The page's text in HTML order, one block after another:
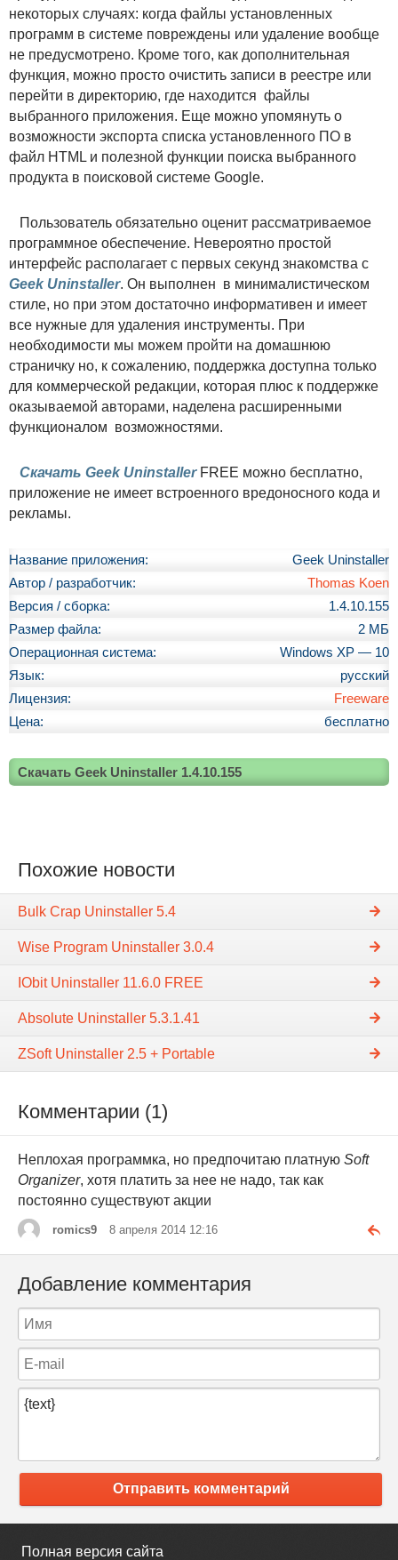
некоторых случаях: когда файлы установленных
программ в системе повреждены или удаление вообще
не предусмотрено. Кроме того, как дополнительная
функция, можно просто очистить записи в реестре или
перейти в директорию, где находится файлы
выбранного приложения. Еще можно упомянуть о
возможности экспорта списка установленного ПО в
файл HTML и полезной функции поиска выбранного
продукта в поисковой системе Google.
Пользователь обязательно оценит рассматриваемое
программное обеспечение. Невероятно простой
интерфейс располагает с первых секунд знакомства с
Geek Uninstaller. Он выполнен в минималистическом
стиле, но при этом достаточно информативен и имеет
все нужные для удаления инструменты. При
необходимости мы можем пройти на домашнюю
страничку но, к сожалению, поддержка доступна только
для коммерческой редакции, которая плюс к поддержке
оказываемой авторами, наделена расширенными
функционалом возможностями.
Скачать Geek UninstallerFREE можно бесплатно,
приложение не имеет встроенного вредоносного кода и
рекламы.
Название приложения:
Geek Uninstaller
Автор / разработчик:
Thomas Koen
Версия / сборка:
1.4.10.155
Размер файла:
2 МБ
Операционная система:
Windows XP — 10
Язык:
русский
Лицензия:
Freeware
Цена:
бесплатно
Скачать Geek Uninstaller 1.4.10.155
Похожие новости
Bulk Crap Uninstaller 5.4
Wise Program Uninstaller 3.0.4
IObit Uninstaller 11.6.0 FREE
Absolute Uninstaller 5.3.1.41
ZSoft Uninstaller 2.5 + Portable
Комментарии (1)
Неплохая программка, но предпочитаю платную Soft
Organizer, хотя платить за нее не надо, так как
постоянно существуют акции
romics9 8 апреля 2014 12:16
Добавление комментария
Отправить комментарий
Полная версия сайта